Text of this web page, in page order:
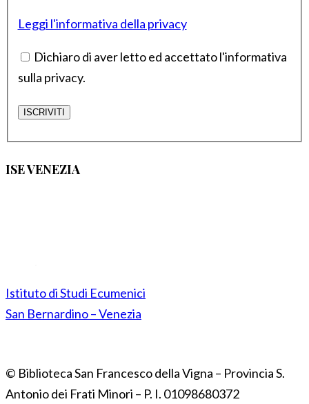
Leggi l'informativa della privacy
Dichiaro di aver letto ed accettato l'informativa
sulla privacy.
ISE VENEZIA
Istituto di Studi Ecumenici
San Bernardino – Venezia
© Biblioteca San Francesco della Vigna – Provincia S.
Antonio dei Frati Minori – P. I. 01098680372